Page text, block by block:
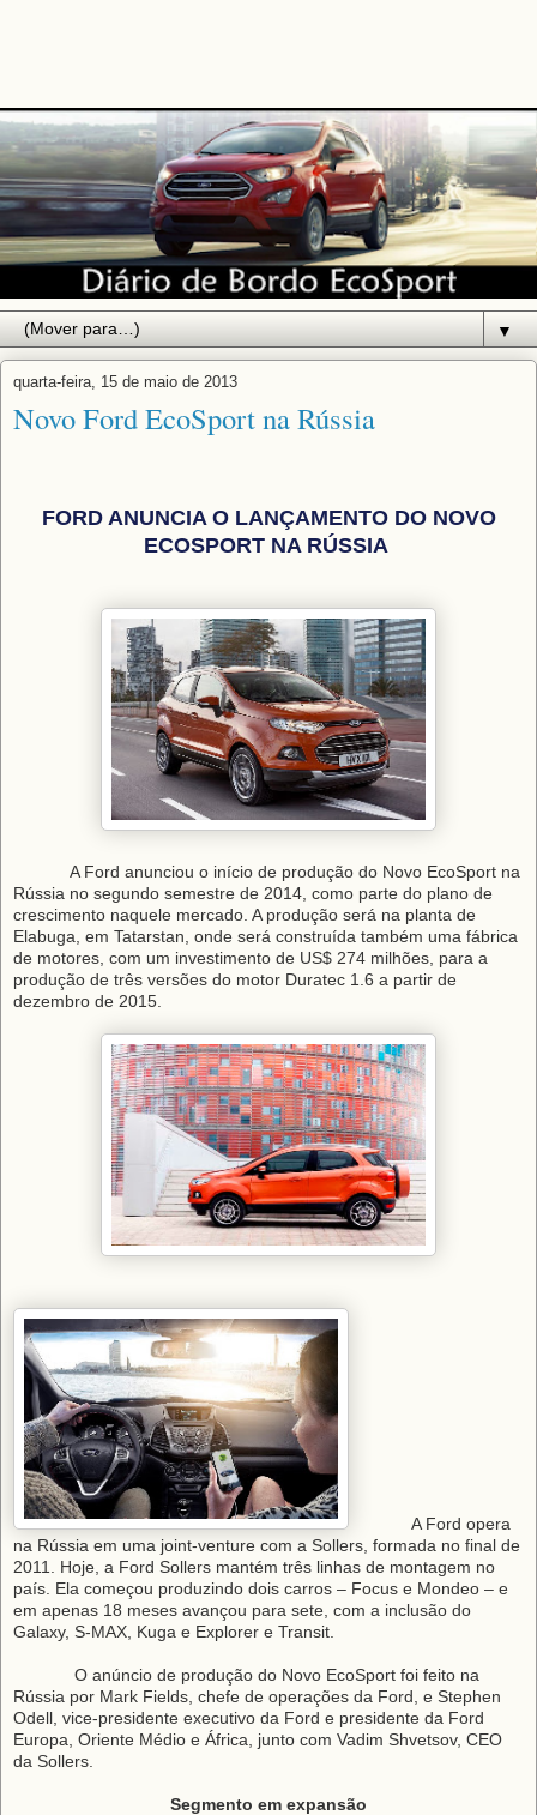
▼
quarta-feira, 15 de maio de 2013
Novo Ford EcoSport na Rússia
FORD ANUNCIA O LANÇAMENTO DO NOVO
ECOSPORT NA RÚSSIA
A Ford anunciou o início de produção do Novo EcoSport na
Rússia no segundo semestre de 2014, como parte do plano de
crescimento naquele mercado. A produção será na planta de
Elabuga, em Tatarstan, onde será construída também uma fábrica
de motores, com um investimento de US$ 274 milhões, para a
produção de três versões do motor Duratec 1.6 a partir de
dezembro de 2015.
A Ford opera
na Rússia em uma joint-venture com a Sollers, formada no final de
2011. Hoje, a Ford Sollers mantém três linhas de montagem no
país. Ela começou produzindo dois carros – Focus e Mondeo – e
em apenas 18 meses avançou para sete, com a inclusão do
Galaxy, S-MAX, Kuga e Explorer e Transit.
O anúncio de produção do Novo EcoSport foi feito na
Rússia por Mark Fields, chefe de operações da Ford, e Stephen
Odell, vice-presidente executivo da Ford e presidente da Ford
Europa, Oriente Médio e África, junto com Vadim Shvetsov, CEO
da Sollers.
Segmento em expansão